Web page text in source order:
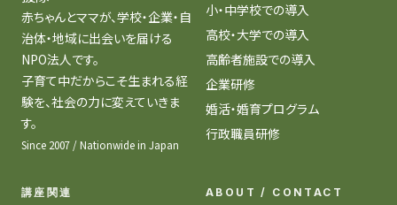
赤ちゃんとママが、学校・企業・自
治体・地域に出会いを届ける
NPO法人です。
子育て中だからこそ生まれる経
験を、社会の力に変えていきま
す。
Since 2007 / Nationwide in Japan
小・中学校での導入
高校・大学での導入
高齢者施設での導入
企業研修
婚活・婚育プログラム
行政職員研修
講座関連 ABOUT / CONTACT